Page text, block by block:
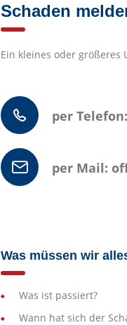
Schaden
Ein kleines oder größeres
per
per Mail:
Was müssen wir
Was ist passiert?
Wann hat sich der